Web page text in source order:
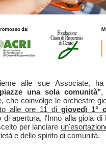
alle sue Associate, ha
una sola comunità",
che coinvolge le orchestre
alle ore 11 di giovedì 1°
apertura, l'Inno alla gioia di
per lanciare
e dello spirito di comunità.